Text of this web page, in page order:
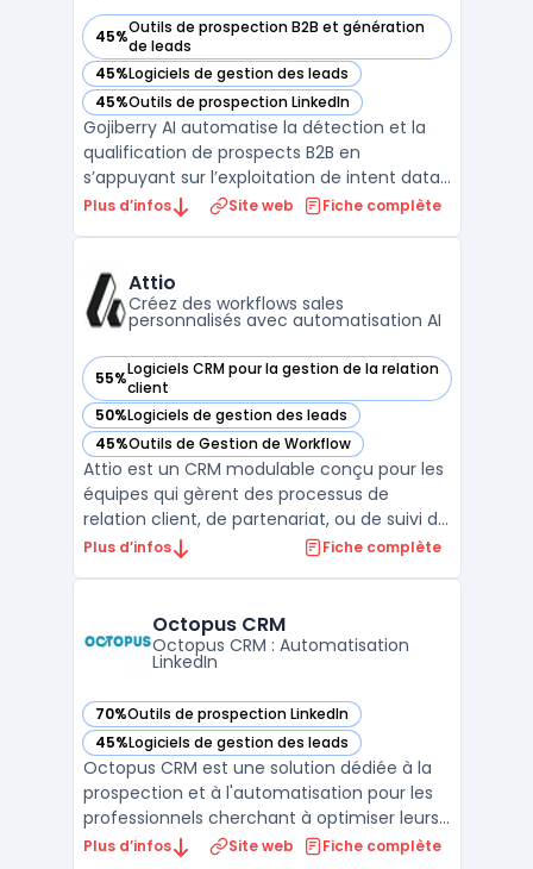
45%Outils de prospection B2B et génération
de leads
— voir Gojiberry AI dans cette catégorie
45%Logiciels de gestion des leads
— voir Gojiberry AI dans cette catégorie
45%Outils de prospection LinkedIn
— voir Gojiberry AI dans cette catégorie
Gojiberry AI automatise la détection et la
qualification de prospects B2B en
s’appuyant sur l’exploitation de intent data.
Ce logiciel s’adresse aux fondateurs, aux
multiplier les outils. De nombreuses petites
entrep ...
Plus d’infos Site web Fiche complète
Attio
Créez des workflows sales
personnalisés avec automatisation AI
55%Logiciels CRM pour la gestion de la relation
client
— voir Attio dans cette catégorie
50%Logiciels de gestion des leads
— voir Attio dans cette catégorie
45%Outils de Gestion de Workflow
— voir Attio dans cette catégorie
Attio est un CRM modulable conçu pour les
équipes qui gèrent des processus de
relation client, de partenariat, ou de suivi de
transactions. Sa structure s'appuie sur un
opportunités et entités spécifiques selon
les besoins i ...
Plus d’infos Fiche complète
Octopus CRM
Octopus CRM : Automatisation
LinkedIn
70%Outils de prospection LinkedIn
— voir Octopus CRM dans cette catégorie
45%Logiciels de gestion des leads
— voir Octopus CRM dans cette catégorie
Octopus CRM est une solution dédiée à la
prospection et à l'automatisation pour les
professionnels cherchant à optimiser leurs
actions sur LinkedIn. La plateforme offre
Plus d’infos Site web Fiche complète